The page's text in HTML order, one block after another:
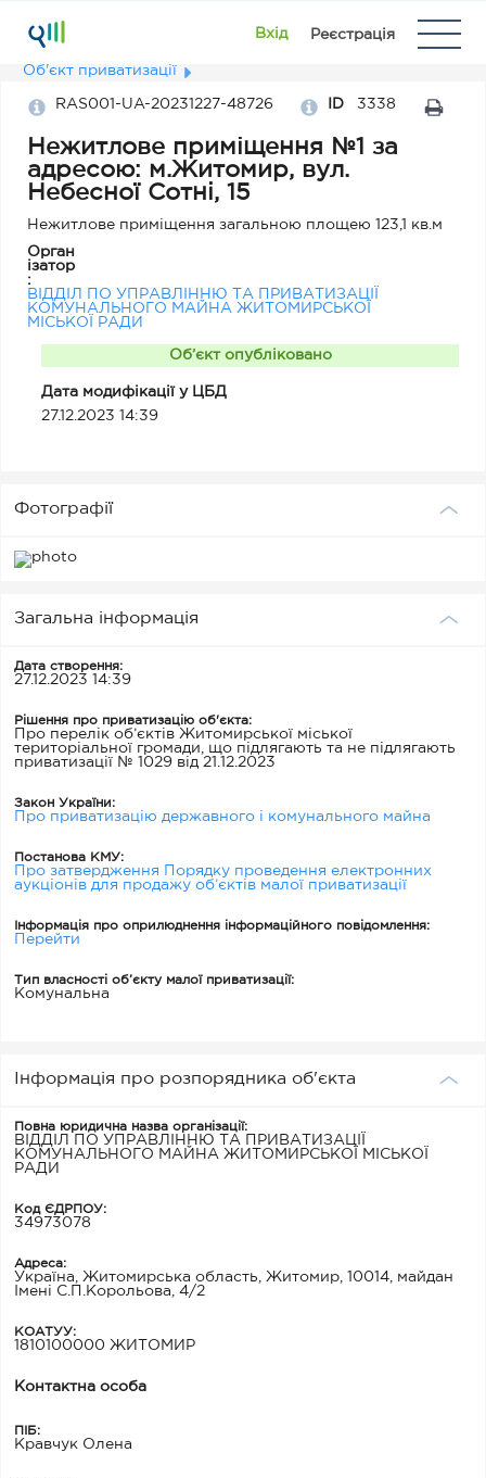
Вхід Реєстрація
Об'єкт приватизації
RAS001-UA-20231227-48726 ID 3338
Нежитлове приміщення №1 за
адресою: м.Житомир, вул.
Небесної Сотні, 15
Нежитлове приміщення загальною площею 123,1 кв.м
Орган
ізатор
:
ВІДДІЛ ПО УПРАВЛІННЮ ТА ПРИВАТИЗАЦІЇ
КОМУНАЛЬНОГО МАЙНА ЖИТОМИРСЬКОЇ
МІСЬКОЇ РАДИ
Об’єкт опубліковано
Дата модифікації у ЦБД
27.12.2023 14:39
Фотографії
Загальна інформація
Дата створення:
27.12.2023 14:39
Рішення про приватизацію об'єкта:
Про перелік об’єктів Житомирської міської
територіальної громади, що підлягають та не підлягають
приватизації № 1029 від 21.12.2023
Закон України:
Про приватизацію державного і комунального майна
Постанова КМУ:
Про затвердження Порядку проведення електронних
аукціонів для продажу об’єктів малої приватизації
Інформація про оприлюднення інформаційного повідомлення:
Перейти
Тип власності об’єкту малої приватизації:
Комунальна
Інформація про розпорядника об'єкта
Повна юридична назва організації:
ВІДДІЛ ПО УПРАВЛІННЮ ТА ПРИВАТИЗАЦІЇ
КОМУНАЛЬНОГО МАЙНА ЖИТОМИРСЬКОЇ МІСЬКОЇ
РАДИ
Код ЄДРПОУ:
34973078
Адреса:
Україна, Житомирська область, Житомир, 10014, майдан
Імені С.П.Корольова, 4/2
КОАТУУ:
1810100000 ЖИТОМИР
Контактна особа
ПІБ:
Кравчук Олена